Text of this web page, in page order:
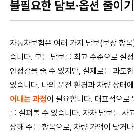
불필요한 담보·옵션 줄이
자동차보험은 여러 가지 담보(보장 항
습니다. 모든 담보를 최고 수준으로 설
안정감을 줄 수 있지만, 실제로는 과도
있습니다. 나의 운전 환경과 차량 상태
어내는 과정이 필요합니다. 대표적으
를 살펴볼 수 있습니다. 자차 담보는 사
상해 주는 항목으로, 차량 가액이 낮거